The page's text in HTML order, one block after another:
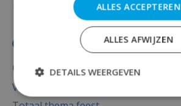
Categorieën
Versiering
ALLES ACCEPTEREN
ALLES AFWIJZEN
DETAILS WEERGEVEN